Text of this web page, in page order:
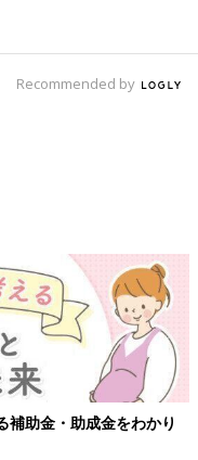
Recommended by
補助金・助成金をわかり